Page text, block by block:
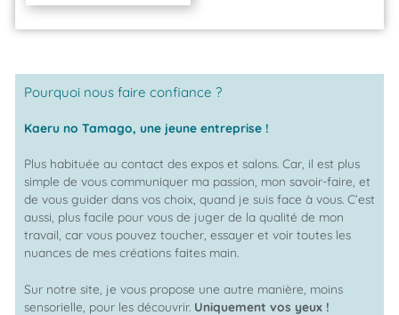
Pourquoi nous faire confiance ?
Kaeru no Tamago, une jeune entreprise !
Plus habituée au contact des expos et salons. Car, il est plus
simple de vous communiquer ma passion, mon savoir-faire, et
de vous guider dans vos choix, quand je suis face à vous. C’est
aussi, plus facile pour vous de juger de la qualité de mon
travail, car vous pouvez toucher, essayer et voir toutes les
nuances de mes créations faites main.
Sur notre site, je vous propose une autre manière, moins
sensorielle, pour les découvrir. Uniquement vos yeux !